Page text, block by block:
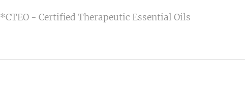
*CTEO - Certified Therapeutic Essential Oils